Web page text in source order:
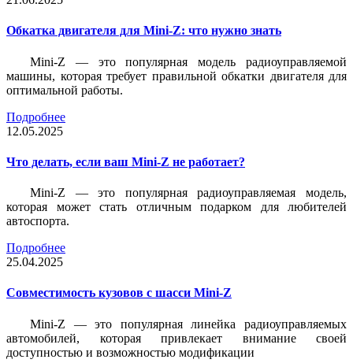
Обкатка двигателя для Mini-Z: что нужно знать
Mini-Z — это популярная модель радиоуправляемой
машины, которая требует правильной обкатки двигателя для
оптимальной работы.
Подробнее
12.05.2025
Что делать, если ваш Mini-Z не работает?
Mini-Z — это популярная радиоуправляемая модель,
которая может стать отличным подарком для любителей
автоспорта.
Подробнее
25.04.2025
Совместимость кузовов с шасси Mini-Z
Mini-Z — это популярная линейка радиоуправляемых
автомобилей, которая привлекает внимание своей
доступностью и возможностью модификации